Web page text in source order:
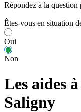
Répondez à la
Êtes-vous en situation
Oui
Non
Les aides
Saligny